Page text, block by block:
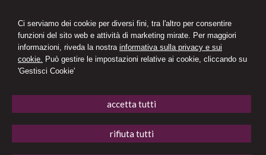
Ci serviamo dei cookie per diversi fini, tra l'altro per consentire
funzioni del sito web e attività di marketing mirate. Per maggiori
informazioni, riveda la nostra informativa sulla privacy e sui
cookie. Può gestire le impostazioni relative ai cookie, cliccando su
'Gestisci Cookie'
accetta tutti
rifiuta tutti